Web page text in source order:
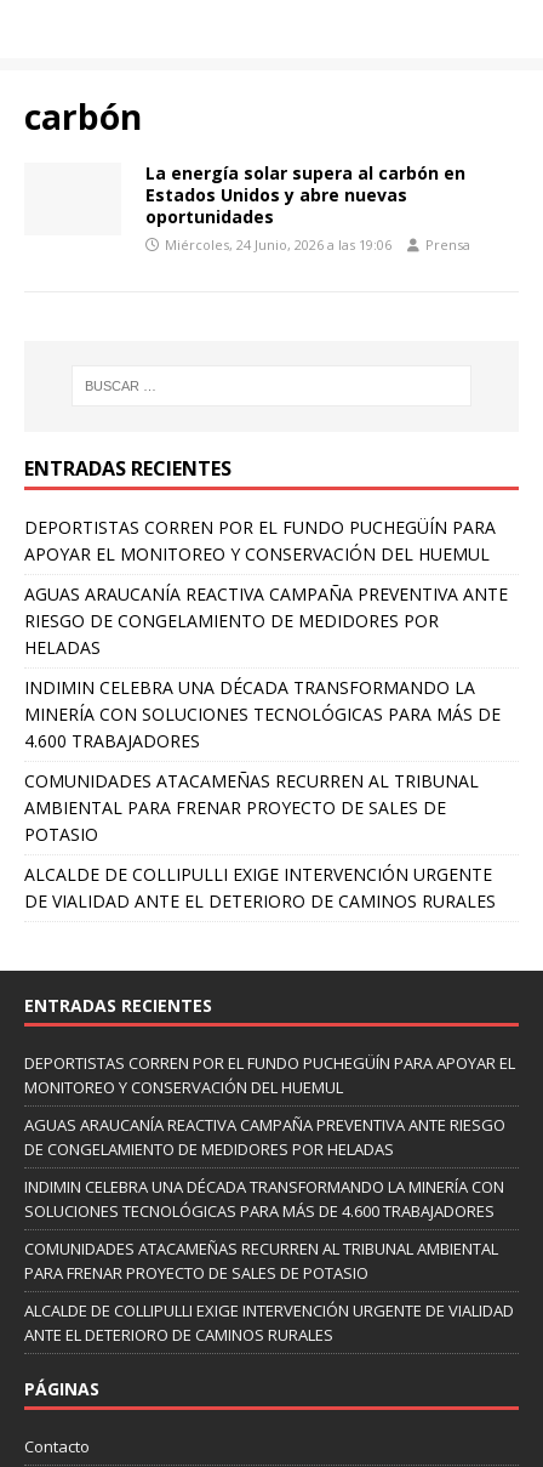
carbón
La energía solar supera al carbón en
Estados Unidos y abre nuevas
oportunidades
Miércoles, 24 Junio, 2026 a las 19:06 Prensa
ENTRADAS RECIENTES
DEPORTISTAS CORREN POR EL FUNDO PUCHEGÜÍN PARA
APOYAR EL MONITOREO Y CONSERVACIÓN DEL HUEMUL
AGUAS ARAUCANÍA REACTIVA CAMPAÑA PREVENTIVA ANTE
RIESGO DE CONGELAMIENTO DE MEDIDORES POR
HELADAS
INDIMIN CELEBRA UNA DÉCADA TRANSFORMANDO LA
MINERÍA CON SOLUCIONES TECNOLÓGICAS PARA MÁS DE
4.600 TRABAJADORES
COMUNIDADES ATACAMEÑAS RECURREN AL TRIBUNAL
AMBIENTAL PARA FRENAR PROYECTO DE SALES DE
POTASIO
ALCALDE DE COLLIPULLI EXIGE INTERVENCIÓN URGENTE
DE VIALIDAD ANTE EL DETERIORO DE CAMINOS RURALES
ENTRADAS RECIENTES
DEPORTISTAS CORREN POR EL FUNDO PUCHEGÜÍN PARA APOYAR EL
MONITOREO Y CONSERVACIÓN DEL HUEMUL
AGUAS ARAUCANÍA REACTIVA CAMPAÑA PREVENTIVA ANTE RIESGO
DE CONGELAMIENTO DE MEDIDORES POR HELADAS
INDIMIN CELEBRA UNA DÉCADA TRANSFORMANDO LA MINERÍA CON
SOLUCIONES TECNOLÓGICAS PARA MÁS DE 4.600 TRABAJADORES
COMUNIDADES ATACAMEÑAS RECURREN AL TRIBUNAL AMBIENTAL
PARA FRENAR PROYECTO DE SALES DE POTASIO
ALCALDE DE COLLIPULLI EXIGE INTERVENCIÓN URGENTE DE VIALIDAD
ANTE EL DETERIORO DE CAMINOS RURALES
PÁGINAS
Contacto